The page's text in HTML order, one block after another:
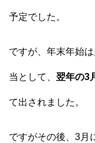
予定でした。
ですが、年末年始
当として、 翌年の3
て出されました。
ですがその後、3月